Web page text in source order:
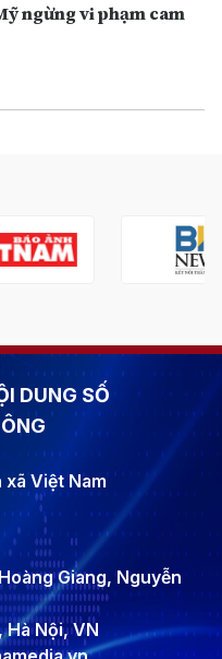
ngừng vi phạm cam
DUNG SỐ
Việt Nam
Giang, Nguyễn
Hà Nội, VN